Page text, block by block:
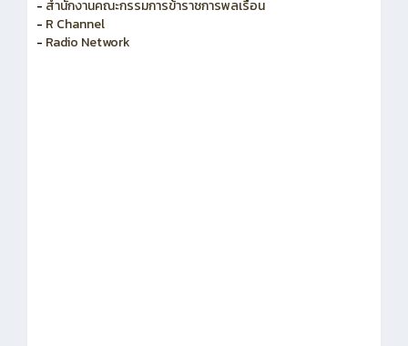
- สำนักงานคณะกรรมการพัฒนาระบบราชการ
- สำนักงานคณะกรรมการข้าราชการพลเรือน
- R Channel